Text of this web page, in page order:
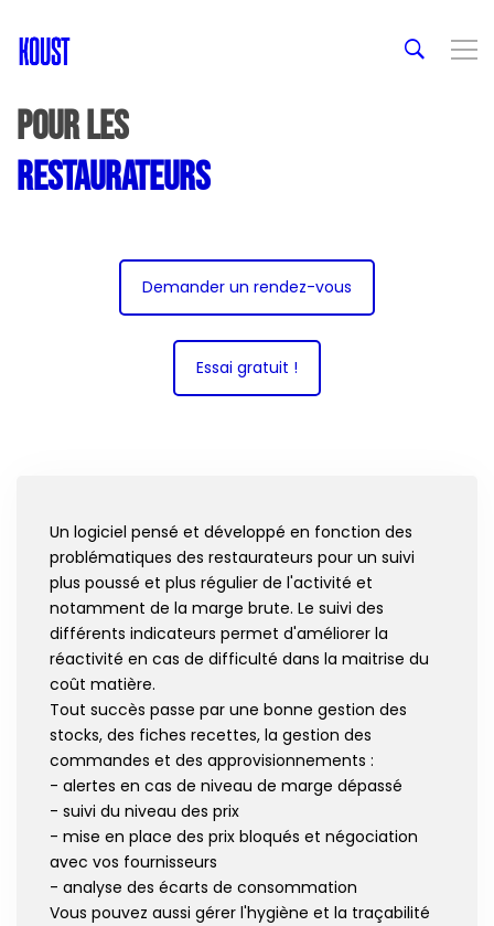
Pour les
restaurateurs
Demander un rendez-vous
Essai gratuit !
Un logiciel pensé et développé en fonction des
problématiques des restaurateurs pour un suivi
plus poussé et plus régulier de l'activité et
notamment de la marge brute. Le suivi des
différents indicateurs permet d'améliorer la
réactivité en cas de difficulté dans la maitrise du
coût matière.
Tout succès passe par une bonne gestion des
stocks, des fiches recettes, la gestion des
commandes et des approvisionnements :
- alertes en cas de niveau de marge dépassé
- suivi du niveau des prix
- mise en place des prix bloqués et négociation
avec vos fournisseurs
- analyse des écarts de consommation
Vous pouvez aussi gérer l'hygiène et la traçabilité